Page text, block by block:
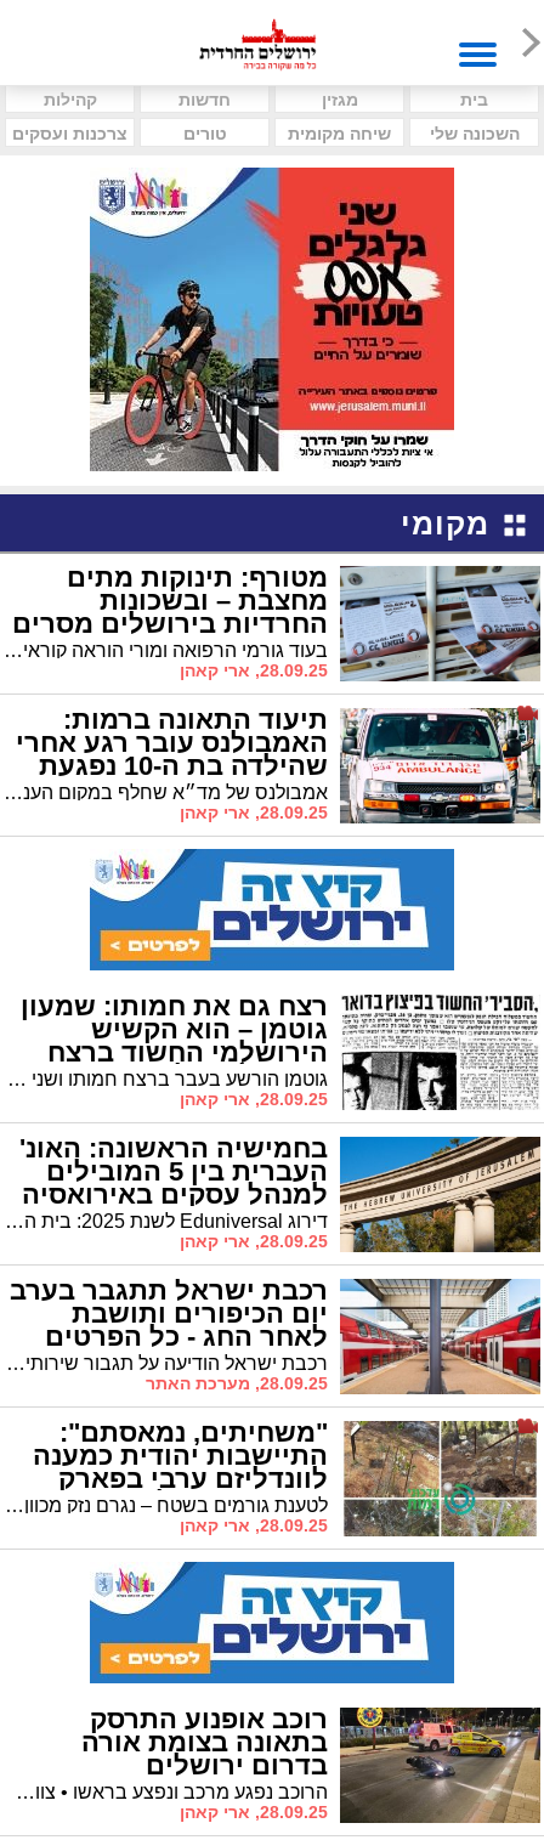
בית מגזין חדשות
קהילות
השכונה שלי
שיחה מקומית טורים צרכנות ועסקים
מקומי
מטורף: תינוקות מתים
מחצבת – ובשכונות
החרדיות בירושלים מסרים
נגד חיסונים בעוד גורמי הרפואה ומורי הוראה קוראים להתחסן, קיצונים הזויים מפיצים פייק ניוז שמציג את החצבת "כקלה משפעת" ואילו את "החיסון כמסוכן"
28.09.25, ארי קאהן
תיעוד התאונה ברמות:
האמבולנס עובר רגע אחרי
שהילדה בת ה-10 נפגעת
מרכב | צפו אמבולנס של מד״א שחלף במקום העניק לה טיפול ראשוני והעביר אותה להמשך טיפול רפואי לבית החולים במצב בינוני
28.09.25, ארי קאהן
רצח גם את חמותו: שמעון
גוטמן – הוא הקשיש
הירושלמי החשוד ברצח
המטפלת שלו גוטמן הורשע בעבר ברצח חמותו ושני עובדי דואר באמצעות חבילת נפץ בשנות ה־80 • ריצה 18 שנות מאסר וכעת חשוד ברצח של המטפלת חביבה ושדי ז"ל בירושלים
28.09.25, ארי קאהן
בחמישיה הראשונה: האונ'
העברית בין 5 המובילים
למנהל עסקים באירואסיה
והמזה"ת דירוג Eduniversal לשנת 2025: בית הספר למנהל עסקים בירושלים מצטרף לרשימת מוסדות עילית עולמיים • הדיקנית פרופ’ אורלי שדה: "עדות למחויבות למצוינות אקדמית ולחיבור לעולם העסקים הגלובלי"
28.09.25, ארי קאהן
רכבת ישראל תתגבר בערב
יום הכיפורים ותושבת
לאחר החג - כל הפרטים
רכבת ישראל הודיעה על תגבור שירותי הרכבות בערב יום הכיפורים במטרה לאפשר תנועה מיטבית לקראת החג. הרכבות תופעלנה עד השעה 13:00 במתכונת מתוגברת המבוססת על לוחות זמנים של ימי שישי.
28.09.25, מערכת האתר
"משחיתים, נמאסתם":
התיישבות יהודית כמענה
לוונדליזם ערבי בפארק
התנ"ך בירושלים | צפו לטענת גורמים בשטח – נגרם נזק מכוון לשדות וטרסות • סגן ראש העיר אריה קינג: "מערכת הביטחון לא מיגרה את התופעה – אפעל להקמת נקודת התיישבות"
28.09.25, ארי קאהן
רוכב אופנוע התרסק
בתאונה בצומת אורה
בדרום ירושלים
הרוכב נפגע מרכב ונפצע בראשו • צוותי מד"א וצוות הצלה העניקו טיפול ראשוני ופינו אותו במצב קשה לבית החולים הדסה עין כרם • המשטרה פתחה בחקירה
28.09.25, ארי קאהן